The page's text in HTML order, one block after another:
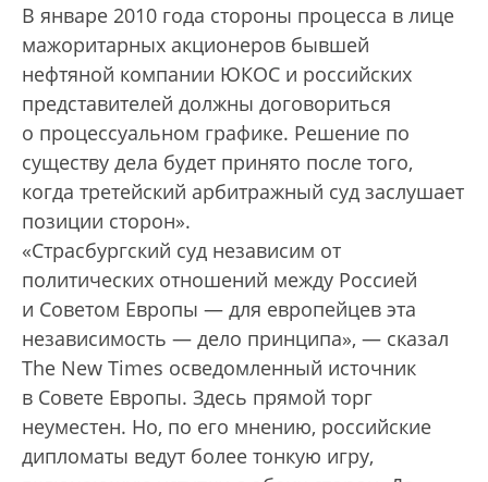
В январе 2010 года стороны процесса в лице
мажоритарных акционеров бывшей
нефтяной компании ЮКОС и российских
представителей должны договориться
о процессуальном графике. Решение по
существу дела будет принято после того,
когда третейский арбитражный суд заслушает
позиции сторон».
«Страсбургский суд независим от
политических отношений между Россией
и Советом Европы — для европейцев эта
независимость — дело принципа», — сказал
The New Times осведомленный источник
в Совете Европы. Здесь прямой торг
неуместен. Но, по его мнению, российские
дипломаты ведут более тонкую игру,